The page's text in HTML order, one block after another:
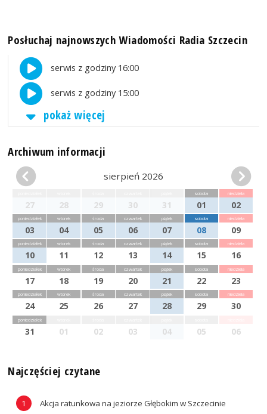
Posłuchaj najnowszych Wiadomości Radia Szczecin
serwis z godziny 16:00
serwis z godziny 15:00
pokaż więcej
Archiwum informacji
sierpień 2026
27 28 29 30 31
sobota
01
niedziela
02
poniedziałek
03
wtorek
04
środa
05
czwartek
06
piątek
07
sobota
08
niedziela
09
poniedziałek
10
wtorek
11
środa
12
czwartek
13
piątek
14
sobota
15
niedziela
16
poniedziałek
17
wtorek
18
środa
19
czwartek
20
piątek
21
sobota
22
niedziela
23
poniedziałek
24
wtorek
25
środa
26
czwartek
27
piątek
28
sobota
29
niedziela
30
poniedziałek
31 01 02 03 04 05 06
Najczęściej czytane
Akcja ratunkowa na jeziorze Głębokim w Szczecinie